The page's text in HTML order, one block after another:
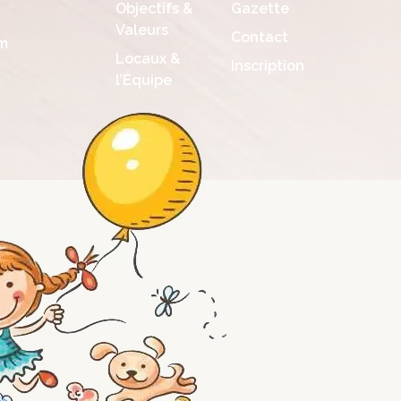
Objectifs &
Valeurs
Locaux &
l’Équipe
Gazette
Contact
Inscription